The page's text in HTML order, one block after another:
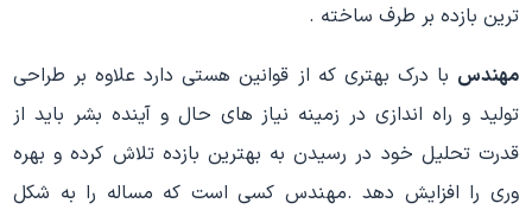
ترین بازده بر طرف ساخته .
مهندس با درک بهتری که از قوانین هستی دارد علاوه بر طراحی
تولید و راه اندازی در زمینه نیاز های حال و آینده بشر باید از
قدرت تحلیل خود در رسیدن به بهترین بازده تلاش کرده و بهره
وری را افزایش دهد .مهندس کسی است که مساله را به شکل